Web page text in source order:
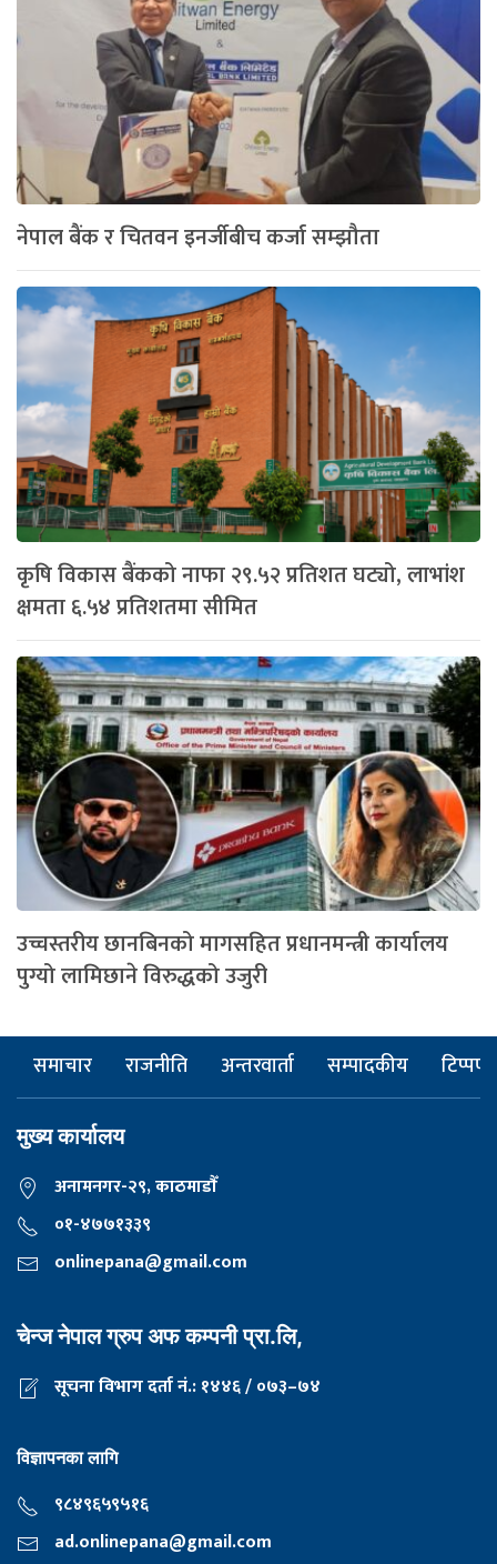
नेपाल बैंक र चितवन इनर्जीबीच कर्जा सम्झौता
कृषि विकास बैंकको नाफा २९.५२ प्रतिशत घट्यो, लाभांश
क्षमता ६.५४ प्रतिशतमा सीमित
उच्चस्तरीय छानबिनको मागसहित प्रधानमन्त्री कार्यालय
पुग्यो लामिछाने विरुद्धको उजुरी
समाचार राजनीति अन्तरवार्ता सम्पादकीय टिप्पणी
मुख्य कार्यालय
अनामनगर-२९, काठमाडाैँ
०१-४७७१३३९
onlinepana@gmail.com
चेन्ज नेपाल ग्रुप अफ कम्पनी प्रा.लि,
सूचना विभाग दर्ता नं.: १४४६ / ०७३–७४
विज्ञापनका लागि
९८४९६५९५१६
ad.onlinepana@gmail.com